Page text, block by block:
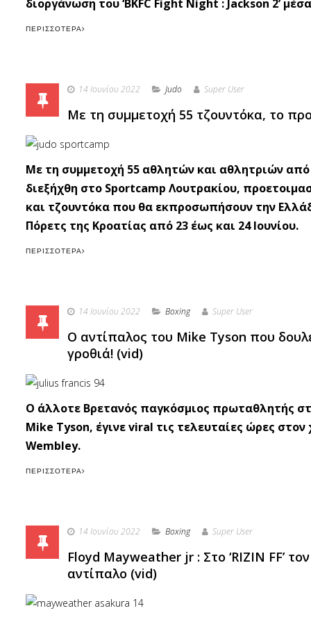
διοργάνωση του ‘BKFC Fight Night : Jackson 2’
ΠΕΡΙΣΣΌΤΕΡΑ
14 Ιουνίου 2022 Judo Super User
Με τη συμμετοχή 55 τζουντόκα, το
Με τη συμμετοχή 55 αθλητών και αθλητριών
διεξήχθη στο Sportcamp Λουτρακίου,
και τζουντόκα που θα εκπροσωπήσουν την
Πόρετς της Κροατίας από 23 έως και 24 Ιουνίου.
ΠΕΡΙΣΣΌΤΕΡΑ
14 Ιουνίου 2022 Boxing Super User
Ο αντίπαλος του Mike Tyson που
γροθιά! (vid)
Ο άλλοτε Βρετανός παγκόσμιος πρωταθλητής
Mike Tyson, έγινε viral τις τελευταίες ώρες
Wembley.
ΠΕΡΙΣΣΌΤΕΡΑ
14 Ιουνίου 2022 Boxing Super User
Floyd Mayweather jr : Στο ‘RIZIN FF’
αντίπαλο (vid)